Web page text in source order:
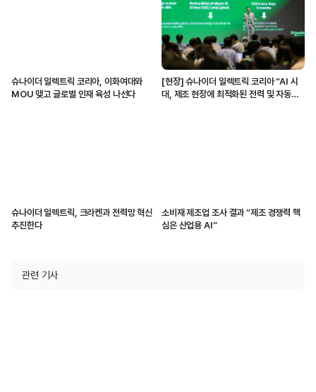
슈나이더 일렉트릭 코리아, 이화여대와
MOU 맺고 글로벌 인재 육성 나선다
[현장] 슈나이더 일렉트릭 코리아 “AI 시
대, 제조 현장에 최적화된 전력 및 자동화
슈나이더 일렉트릭, 크라켄과 전력망 혁신
추진한다
소비재 제조업 조사 결과 “제조 경쟁력 핵
심은 산업용 AI”
관련 기사